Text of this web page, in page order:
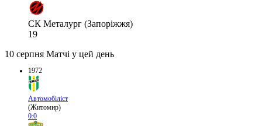
СК Металург (Запоріжжя)
19
10 серпня Матчі у цей день
1972
Автомобіліст
(Житомир)
0:0